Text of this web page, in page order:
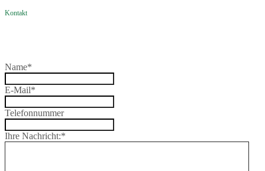
Kontakt
Name*
E-Mail*
Telefonnummer
Ihre Nachricht:*